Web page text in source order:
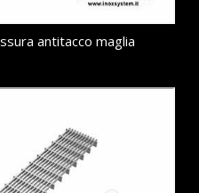
antitacco maglia